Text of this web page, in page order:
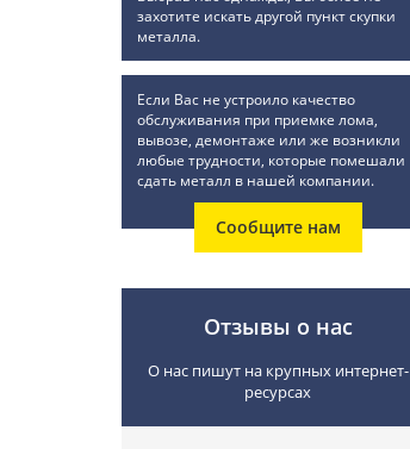
захотите искать другой пункт скупки
металла.
Если Вас не устроило качество
обслуживания при приемке лома,
вывозе, демонтаже или же возникли
любые трудности, которые помешали
сдать металл в нашей компании.
Сообщите нам
Отзывы о нас
О нас пишут на крупных интернет-
ресурсах